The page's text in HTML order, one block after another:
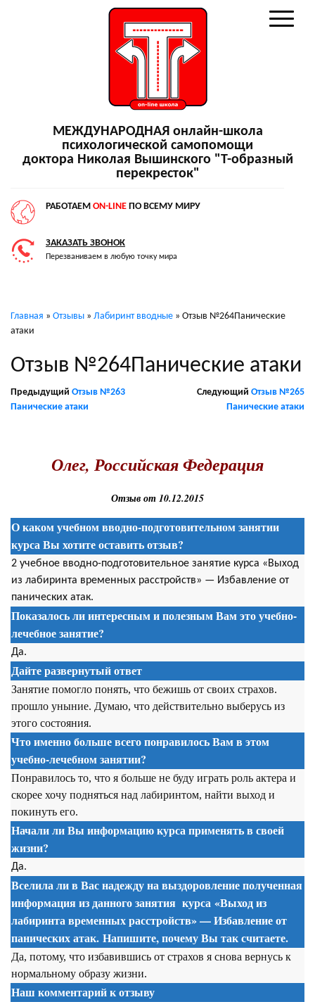
МЕЖДУНАРОДНАЯ онлайн-школа
психологической самопомощи
доктора Николая Вышинского "Т-образный
перекресток"
РАБОТАЕМ ON-LINE ПО ВСЕМУ МИРУ
ЗАКАЗАТЬ ЗВОНОК
Перезваниваем в любую точку мира
Главная » Отзывы » Лабиринт вводные » Отзыв №264Панические
атаки
Отзыв №264Панические атаки
Предыдущий Отзыв №263
Панические атаки
Следующий Отзыв №265
Панические атаки
Олег, Российская Федерация
Отзыв от 10.12.2015
О каком учебном вводно-подготовительном занятии
курса Вы хотите оставить отзыв?
2 учебное вводно-подготовительное занятие курса «Выход
из лабиринта временных расстройств» — Избавление от
панических атак.
Показалось ли интересным и полезным Вам это учебно-
лечебное занятие?
Да.
Дайте развернутый ответ
Занятие помогло понять, что бежишь от своих страхов.
прошло уныние. Думаю, что действительно выберусь из
этого состояния.
Что именно больше всего понравилось Вам в этом
учебно-лечебном занятии?
Понравилось то, что я больше не буду играть роль актера и
скорее хочу подняться над лабиринтом, найти выход и
покинуть его.
Начали ли Вы информацию курса применять в своей
жизни?
Да.
Вселила ли в Вас надежду на выздоровление полученная
информация из данного занятия курса «Выход из
лабиринта временных расстройств» — Избавление от
панических атак. Напишите, почему Вы так считаете.
Да, потому, что избавившись от страхов я снова вернусь к
нормальному образу жизни.
Наш комментарий к отзыву